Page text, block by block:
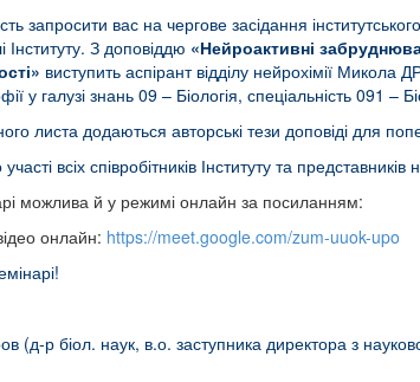
запросити вас на чергове засідання
Інституту. З доповіддю «Нейроактивні
виступить аспірант відділу нейрохімії
у галузі знань 09 – Біологія, спеціальність 091 –
листа додаються авторські тези доповіді для
всіх співробітників Інституту та представників
можлива й у режимі онлайн за посиланням:
онлайн: https://meet.google.com/zum-uuok-upo
(д-р біол. наук, в.о. заступника директора з